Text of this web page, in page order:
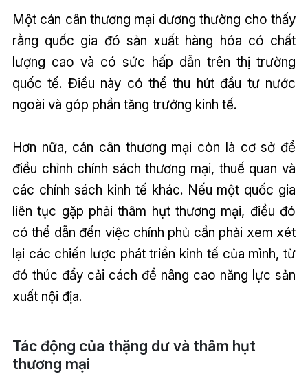
Một cán cân thương mại dương thường cho thấy
rằng quốc gia đó sản xuất hàng hóa có chất
lượng cao và có sức hấp dẫn trên thị trường
quốc tế. Điều này có thể thu hút đầu tư nước
ngoài và góp phần tăng trưởng kinh tế.
Hơn nữa, cán cân thương mại còn là cơ sở để
điều chỉnh chính sách thương mại, thuế quan và
các chính sách kinh tế khác. Nếu một quốc gia
liên tục gặp phải thâm hụt thương mại, điều đó
có thể dẫn đến việc chính phủ cần phải xem xét
lại các chiến lược phát triển kinh tế của mình, từ
đó thúc đẩy cải cách để nâng cao năng lực sản
xuất nội địa.
Tác động của thặng dư và thâm hụt
thương mại